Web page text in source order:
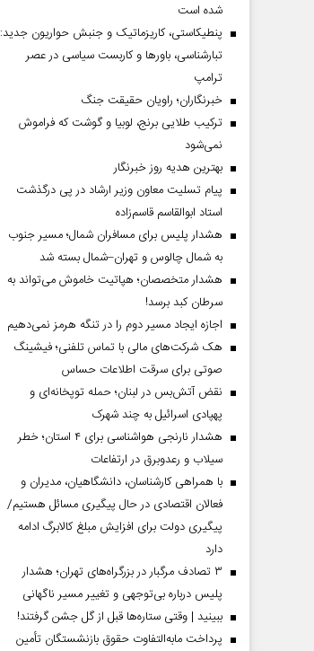
شده است
پنطیکاستی، کاریزماتیک و جنبش حواریون جدید:
تبارشناسی، باور‌ها و کاربست سیاسی در عصر
ترامپ
خبرنگاران؛ راویان حقیقت جنگ
ترکیب طلایی برنج، لوبیا و گوشت که فراموش
نمی‌شود
بهترین هدیه روز خبرنگار
پیام تسلیت معاون وزیر ارشاد در پی درگذشت
استاد ابوالقاسم قاسم‌زاده
هشدار پلیس برای مسافران شمال؛ مسیر جنوب
به شمال چالوس و تهران–شمال بسته شد
هشدار متخصصان؛ هپاتیت خاموش می‌تواند به
سرطان کبد برسد!
اجازه ایجاد مسیر دوم را در تنگه هرمز نمی‌دهیم
هک شرکت‌های مالی با تماس تلفنی؛ فیشینگ
صوتی برای سرقت اطلاعات حساس
نقض آتش‌بس در لبنان؛ حمله توپخانه‌ای و
پهپادی اسرائیل به چند شهرک
هشدار نارنجی هواشناسی برای ۴ استان؛ خطر
سیلاب و رعدوبرق در ارتفاعات
با همراهی کارشناسان، دانشگاهیان، مدیران و
فعالان اقتصادی در حال پیگیری مسائل هستیم/
پیگیری دولت برای افزایش مبلغ کالابرگ ادامه
دارد
۳ تصادف مرگبار در بزرگراه‌های تهران؛ هشدار
پلیس درباره بی‌توجهی و تغییر مسیر ناگهانی
ببینید | وقتی ستاره‌ها قبل از گل جشن گرفتند!
پرداخت مابه‌التفاوت حقوق بازنشستگان تأمین